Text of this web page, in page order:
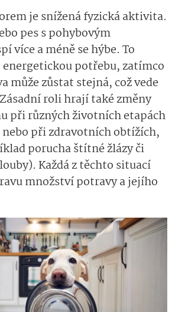
je snížená fyzická aktivita.
pes s pohybovým
více a méně se hýbe. To
potřebu, zatímco
může zůstat stejná, což vede
roli hrají také změny
při různých životních etapách
při zdravotních obtížích,
porucha štítné žlázy či
Každá z těchto situací
množství potravy a jejího